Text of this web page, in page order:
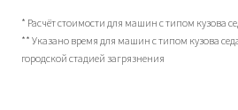
* Расчёт стоимости для машин с типом кузова
** Указано время для машин с типом кузова
городской стадией загрязнения